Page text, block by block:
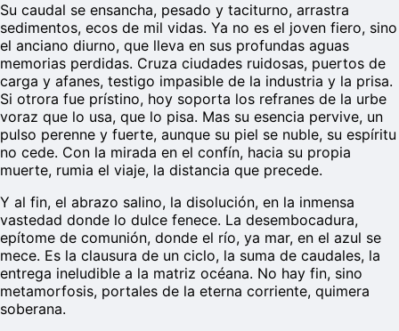
Su caudal se ensancha, pesado y taciturno, arrastra
sedimentos, ecos de mil vidas. Ya no es el joven fiero, sino
el anciano diurno, que lleva en sus profundas aguas
memorias perdidas. Cruza ciudades ruidosas, puertos de
carga y afanes, testigo impasible de la industria y la prisa.
Si otrora fue prístino, hoy soporta los refranes de la urbe
voraz que lo usa, que lo pisa. Mas su esencia pervive, un
pulso perenne y fuerte, aunque su piel se nuble, su espíritu
no cede. Con la mirada en el confín, hacia su propia
muerte, rumia el viaje, la distancia que precede.
Y al fin, el abrazo salino, la disolución, en la inmensa
vastedad donde lo dulce fenece. La desembocadura,
epítome de comunión, donde el río, ya mar, en el azul se
mece. Es la clausura de un ciclo, la suma de caudales, la
entrega ineludible a la matriz océana. No hay fin, sino
metamorfosis, portales de la eterna corriente, quimera
soberana.